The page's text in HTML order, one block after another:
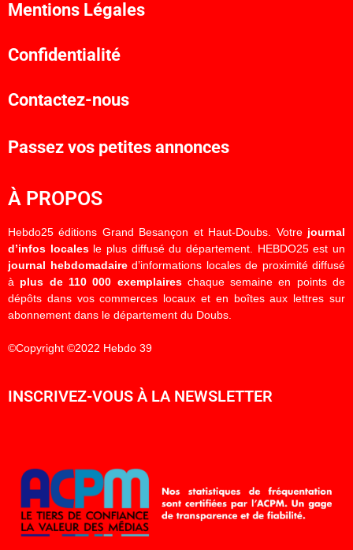
Mentions Légales
Confidentialité
Contactez-nous
Passez vos petites annonces
À PROPOS
Hebdo25 éditions Grand Besançon et Haut-Doubs. Votre journal
d’infos localesle plus diffusé du département. HEBDO25 est un
journal hebdomadaired’informations locales de proximité diffusé
à plus de 110 000 exemplaireschaque semaine en points de
dépôts dans vos commerces locaux et en boîtes aux lettres sur
abonnement dans le département du Doubs.
©Copyright ©2022 Hebdo 39
INSCRIVEZ-VOUS À LA NEWSLETTER